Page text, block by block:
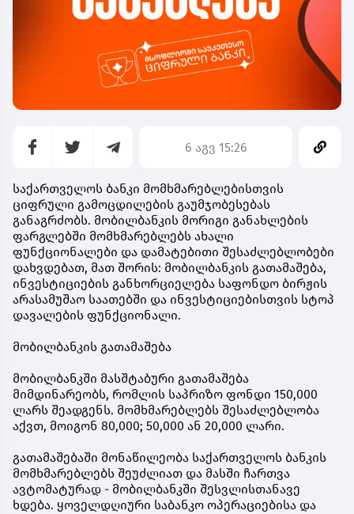
6 აგვ 15:26
საქართველოს ბანკი მომხმარებლებისთვის
ციფრული გამოცდილების გაუმჯობესებას
განაგრძობს. მობილბანკის მორიგი განახლების
ფარგლებში მომხმარებლებს ახალი
ფუნქციონალები და დამატებითი შესაძლებლობები
დახვდებათ, მათ შორის: მობილბანკის გათამაშება,
ინვესტიციების განხორციელება საფონდო ბირჟის
არასამუშაო საათებში და ინვესტიციებისთვის სტოპ
დავალების ფუნქციონალი.
მობილბანკის გათამაშება
მობილბანკში მასშტაბური გათამაშება
მიმდინარეობს, რომლის საპრიზო ფონდი 150,000
ლარს შეადგენს. მომხმარებლებს შესაძლებლობა
აქვთ, მოიგონ 80,000; 50,000 ან 20,000 ლარი.
გათამაშებაში მონაწილეობა საქართველოს ბანკის
მომხმარებლებს შეუძლიათ და მასში ჩართვა
ავტომატურად - მობილბანკში შესვლისთანავე
ხდება. ყოველდღიური საბანკო ოპერაციებისა და